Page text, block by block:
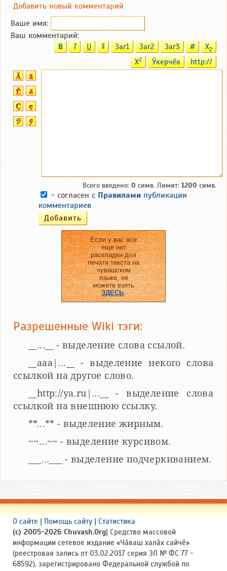
Добавить новый комментарий
Ваше имя:
Ваш комментарий:
B T U T Заг1 Заг2 Заг3 # X2
X2 Ӳкерчĕк http://
Всего введено: 0 симв. Лимит: 1200 симв.
- согласен с Правилами публикации
комментариев
Если у вас все
еще нет
раскладки для
печати текста на
чувашском
языке, ее
можете взять
ЗДЕСЬ.
Разрешенные Wiki тэги:
__...__ - выделение слова ссылой.
__aaa|...__ - выделение некого слова
ссылкой на другое слово.
__http://ya.ru|...__ - выделение слова
ссылкой на внешнюю ссылку.
**...** - выделение жирным.
~~...~~ - выделение курсивом.
___...___ - выделение подчеркиванием.
О сайте | Помощь сайту | Статистика
(c) 2005-2026 Chuvash.Org| Средство массовой
информации сетевое издание «Чӑваш халӑх сайчӗ»
(реестровая запись от 03.02.2017 серия ЭЛ № ФС 77 -
68592), зарегистрировано Федеральной службой по